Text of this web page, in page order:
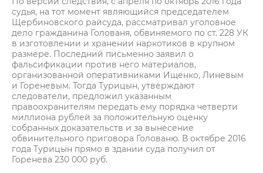
судья, на тот момент являющийся председателем
Щербиновского райсуда, рассматривал уголовное
дело гражданина Голованя, обвиняемого по ст. 228 УК
в изготовлении и хранении наркотиков в крупном
размере. Последний письменно заявил о
фальсификации против него материалов,
организованной оперативниками Ищенко, Линевым
и Гореневым. Тогда Турицын, утверждают
следователи, предложил указанным
правоохранителям передать ему порядка четверти
миллиона рублей за положительную оценку
собранных доказательств и за вынесение
обвинительного приговора Голованю. В октябре 2016
года Турицын прямо в здании суда получил от
Горенева 230 000 руб.